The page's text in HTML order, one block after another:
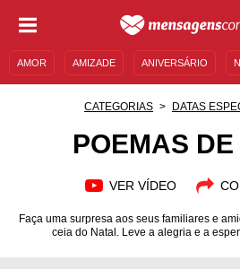
AMOR AMIZADE ANIVERSÁRIO
CATEGORIAS DATAS
POEMAS
VER VÍDEO
Faça uma surpresa aos seus familiares e
ceia do Natal. Leve a alegria e a